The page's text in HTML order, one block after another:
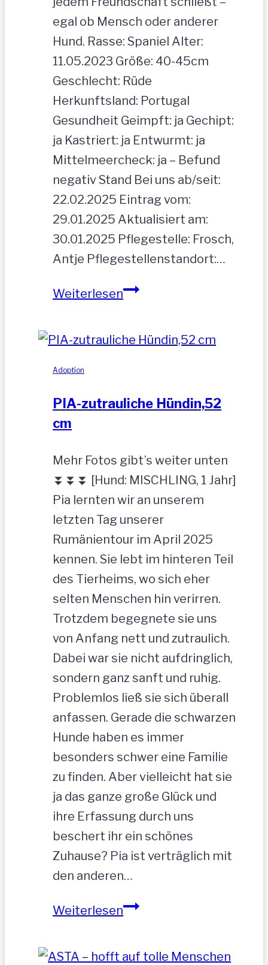
egal ob Mensch oder anderer
Hund. Rasse: Spaniel Alter:
11.05.2023 Größe: 40-45cm
Geschlecht: Rüde
Herkunftsland: Portugal
Gesundheit Geimpft: ja Gechipt:
ja Kastriert: ja Entwurmt: ja
Mittelmeercheck: ja – Befund
negativ Stand Bei uns ab/seit:
22.02.2025 Eintrag vom:
29.01.2025 Aktualisiert am:
30.01.2025 Pflegestelle: Frosch,
Antje Pflegestellenstandort:…
WeiterlesenMOGLI
Adoption
PIA-zutrauliche Hündin,52
cm
Mehr Fotos gibt’s weiter unten
⏬⏬⏬ [Hund: MISCHLING, 1 Jahr]
Pia lernten wir an unserem
letzten Tag unserer
Rumänientour im April 2025
kennen. Sie lebt im hinteren Teil
des Tierheims, wo sich eher
selten Menschen hin verirren.
Trotzdem begegnete sie uns
von Anfang nett und zutraulich.
Dabei war sie nicht aufdringlich,
sondern ganz sanft und ruhig.
Problemlos ließ sie sich überall
anfassen. Gerade die schwarzen
Hunde haben es immer
besonders schwer eine Familie
zu finden. Aber vielleicht hat sie
ja das ganze große Glück und
ihre Erfassung durch uns
beschert ihr ein schönes
Zuhause? Pia ist verträglich mit
den anderen…
WeiterlesenPIA-